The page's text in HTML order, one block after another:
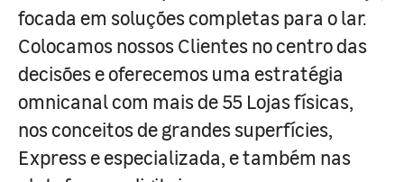
focada em soluções completas para o lar.
Colocamos nossos Clientes no centro das
decisões e oferecemos uma estratégia
omnicanal com mais de 55 Lojas físicas,
nos conceitos de grandes superfícies,
Express e especializada, e também nas